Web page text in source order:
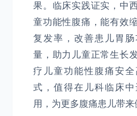
果。临床实践证实，中
童功能性腹痛，能有效
复发率，改善患儿胃
量，助力儿童正常生长
疗儿童功能性腹痛安
式，值得在儿科临床
用，为更多腹痛患儿带来